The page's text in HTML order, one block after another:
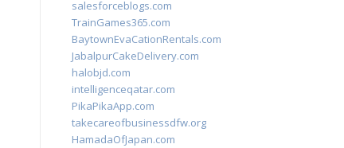
salesforceblogs.com
TrainGames365.com
BaytownEvaCationRentals.com
JabalpurCakeDelivery.com
halobjd.com
intelligenceqatar.com
PikaPikaApp.com
takecareofbusinessdfw.org
HamadaOfJapan.com